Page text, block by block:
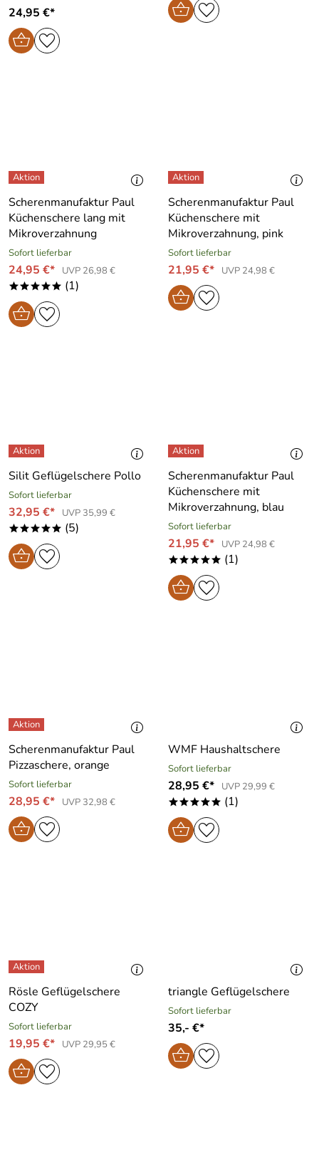
24,95 €*
Scherenmanufaktur Paul
Küchenschere lang mit
Mikroverzahnung
Sofort lieferbar
24,95 €* UVP 26,98 €
***** (1)
Scherenmanufaktur Paul
Küchenschere mit
Mikroverzahnung, pink
Sofort lieferbar
21,95 €* UVP 24,98 €
Silit Geflügelschere Pollo
Sofort lieferbar
32,95 €* UVP 35,99 €
***** (5)
Scherenmanufaktur Paul
Küchenschere mit
Mikroverzahnung, blau
Sofort lieferbar
21,95 €* UVP 24,98 €
***** (1)
Scherenmanufaktur Paul
Pizzaschere, orange
Sofort lieferbar
28,95 €* UVP 32,98 €
WMF Haushaltschere
Sofort lieferbar
28,95 €* UVP 29,99 €
***** (1)
Rösle Geflügelschere
COZY
Sofort lieferbar
19,95 €* UVP 29,95 €
triangle Geflügelschere
Sofort lieferbar
35,- €*